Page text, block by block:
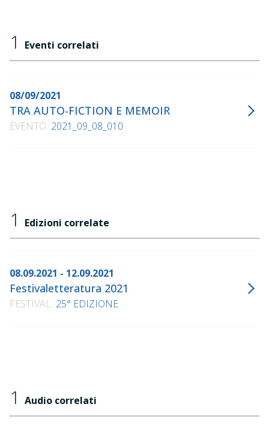
1 Eventi correlati
08/09/2021
TRA AUTO-FICTION E MEMOIR
EVENTO 2021_09_08_010
1 Edizioni correlate
08.09.2021 - 12.09.2021
Festivaletteratura 2021
FESTIVAL 25° EDIZIONE
1 Audio correlati